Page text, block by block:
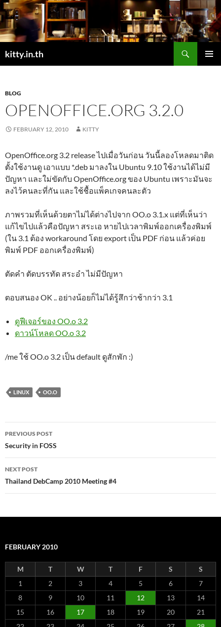
Skip
to
content
kitty.in.th
BLOG
OPENOFFICE.ORG 3.2.0
FEBRUARY 12, 2010 KITTY
OpenOffice.org 3.2 release ไปเมื่อวันก่อน วันนี้ลองโหลดมาติด
ตั้งใช้งานดู เอาแบบ *.deb มาลงใน Ubuntu 9.10 ใช้งานได้ไม่มี
ปัญหา และใม่ขัดกับ OpenOffice.org ของ Ubuntu เพราะมันจะ
ลงไว้คนละที่กัน และใช้ชื้อแพ็คเกจคนละตัว
ภาพรวมที่เห็นด้วยตาไม่ได้ต่างไปจาก OO.o 3.1.x แต่ที่เห็นว่า
แก้ไขไปแล้วคือปัญหา สระเอ หายไปเวลาพิมพ์ออกเครื่องพิมพ์
(ใน 3.1 ต้อง workaround โดย export เป็น PDF ก่อน แล้วค่อย
พิมพ์ PDF ออกเครื่องพิมพ์)
ตัดคำ ตัดบรรทัด สระอำ ไม่มีปัญหา
ตอบสนอง OK .. อย่างน้อยก็ไม่ได้รู้สึกว่าช้ากว่า 3.1
ดูฟีเจอร์ของ OO.o 3.2
ดาวน์โหลด OO.o 3.2
/me ใช้ OO.o 3.2 เป็น default ดูสักพัก :)
LINUX OO.O
Post
navigation
PREVIOUS POST
Security in FOSS
NEXT POST
Thailand DebCamp 2010 Meeting #4
FEBRUARY 2010
M T W T F S
S
1
2 3 4 5 6
7
8
9 10 11 12 13
14
15
16 17 18 19 20
21